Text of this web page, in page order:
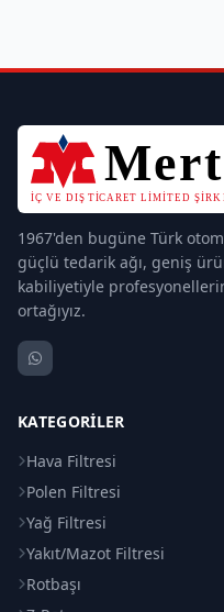
1967'den bugüne Türk
güçlü tedarik ağı, geniş
kabiliyetiyle
ortağıyız.
KATEGORILER
Hava Filtresi
Polen Filtresi
Yağ Filtresi
Yakıt/Mazot Filtresi
Rotbaşı